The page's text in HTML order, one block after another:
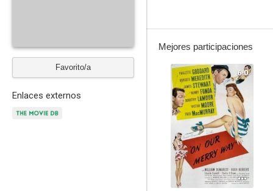
Favorito/a
Enlaces externos
Mejores participaciones
6.0